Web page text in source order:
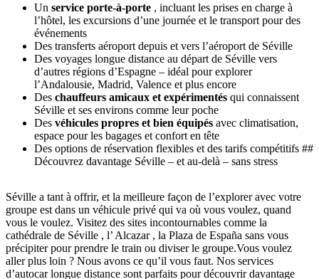
Un service porte-à-porte , incluant les prises en charge à
l’hôtel, les excursions d’une journée et le transport pour des
événements
Des transferts aéroport depuis et vers l’aéroport de Séville
Des voyages longue distance au départ de Séville vers
d’autres régions d’Espagne – idéal pour explorer
l’Andalousie, Madrid, Valence et plus encore
Des chauffeurs amicaux et expérimentés qui connaissent
Séville et ses environs comme leur poche
Des véhicules propres et bien équipés avec climatisation,
espace pour les bagages et confort en tête
Des options de réservation flexibles et des tarifs compétitifs ##
Découvrez davantage Séville – et au-delà – sans stress
Séville a tant à offrir, et la meilleure façon de l’explorer avec votre
groupe est dans un véhicule privé qui va où vous voulez, quand
vous le voulez. Visitez des sites incontournables comme la
cathédrale de Séville , l’ Alcazar , la Plaza de España sans vous
précipiter pour prendre le train ou diviser le groupe.Vous voulez
aller plus loin ? Nous avons ce qu’il vous faut. Nos services
d’autocar longue distance sont parfaits pour découvrir davantage